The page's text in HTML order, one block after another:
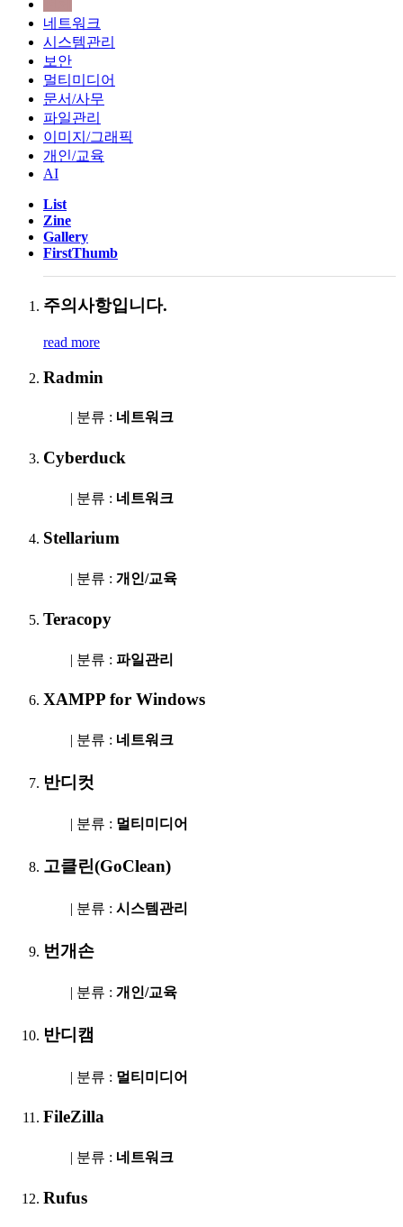
네트워크
시스템관리
보안
멀티미디어
문서/사무
파일관리
이미지/그래픽
개인/교육
AI
List
Zine
Gallery
FirstThumb
주의사항입니다.
read more
Radmin
| 분류 : 네트워크
Cyberduck
| 분류 : 네트워크
Stellarium
| 분류 : 개인/교육
Teracopy
| 분류 : 파일관리
XAMPP for Windows
| 분류 : 네트워크
반디컷
| 분류 : 멀티미디어
고클린(GoClean)
| 분류 : 시스템관리
번개손
| 분류 : 개인/교육
반디캠
| 분류 : 멀티미디어
FileZilla
| 분류 : 네트워크
Rufus